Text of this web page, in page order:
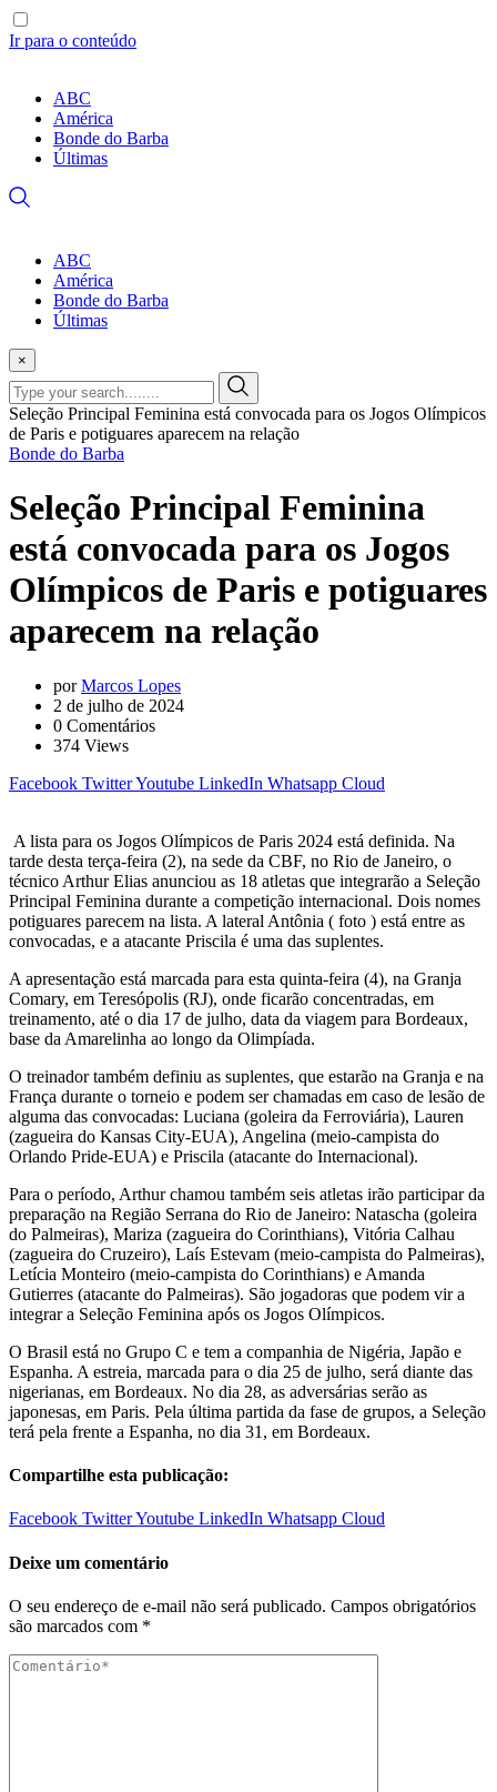
Ir para o conteúdo
ABC
América
Bonde do Barba
Últimas
ABC
América
Bonde do Barba
Últimas
×
Seleção Principal Feminina está convocada para os Jogos Olímpicos
de Paris e potiguares aparecem na relação
Bonde do Barba
Seleção Principal Feminina
está convocada para os Jogos
Olímpicos de Paris e potiguares
aparecem na relação
porMarcos Lopes
2 de julho de 2024
0 Comentários
374 Views
Facebook TwitterYoutube LinkedIn Whatsapp Cloud
A lista para os Jogos Olímpicos de Paris 2024 está definida. Na
tarde desta terça-feira (2), na sede da CBF, no Rio de Janeiro, o
técnico Arthur Elias anunciou as 18 atletas que integrarão a Seleção
Principal Feminina durante a competição internacional. Dois nomes
potiguares parecem na lista. A lateral Antônia ( foto ) está entre as
convocadas, e a atacante Priscila é uma das suplentes.
A apresentação está marcada para esta quinta-feira (4), na Granja
Comary, em Teresópolis (RJ), onde ficarão concentradas, em
treinamento, até o dia 17 de julho, data da viagem para Bordeaux,
base da Amarelinha ao longo da Olimpíada.
O treinador também definiu as suplentes, que estarão na Granja e na
França durante o torneio e podem ser chamadas em caso de lesão de
alguma das convocadas: Luciana (goleira da Ferroviária), Lauren
(zagueira do Kansas City-EUA), Angelina (meio-campista do
Orlando Pride-EUA) e Priscila (atacante do Internacional).
Para o período, Arthur chamou também seis atletas irão participar da
preparação na Região Serrana do Rio de Janeiro: Natascha (goleira
do Palmeiras), Mariza (zagueira do Corinthians), Vitória Calhau
(zagueira do Cruzeiro), Laís Estevam (meio-campista do Palmeiras),
Letícia Monteiro (meio-campista do Corinthians) e Amanda
Gutierres (atacante do Palmeiras). São jogadoras que podem vir a
integrar a Seleção Feminina após os Jogos Olímpicos.
O Brasil está no Grupo C e tem a companhia de Nigéria, Japão e
Espanha. A estreia, marcada para o dia 25 de julho, será diante das
nigerianas, em Bordeaux. No dia 28, as adversárias serão as
japonesas, em Paris. Pela última partida da fase de grupos, a Seleção
terá pela frente a Espanha, no dia 31, em Bordeaux.
Compartilhe esta publicação:
Facebook TwitterYoutube LinkedIn Whatsapp Cloud
Deixe um comentário
O seu endereço de e-mail não será publicado. Campos obrigatórios
são marcados com *